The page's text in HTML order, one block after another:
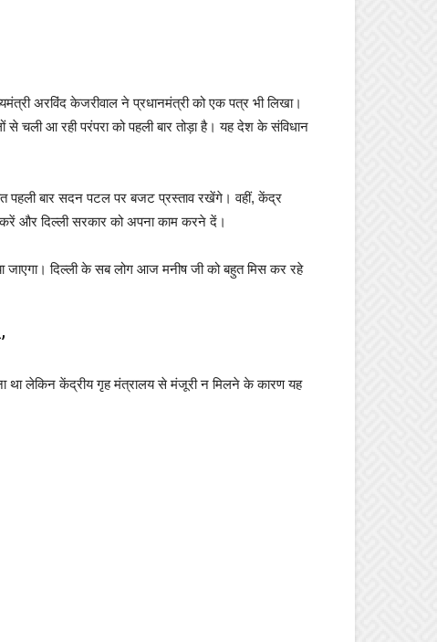
अरविंद केजरीवाल ने प्रधानमंत्री को एक पत्र भी लिखा।
चली आ रही परंपरा को पहली बार तोड़ा है। यह देश के संविधान
पहली बार सदन पटल पर बजट प्रस्ताव रखेंगे। वहीं, केंद्र
और दिल्ली सरकार को अपना काम करने दें।
जाएगा। दिल्ली के सब लोग आज मनीष जी को बहुत मिस कर रहे
था लेकिन केंद्रीय गृह मंत्रालय से मंजूरी न मिलने के कारण यह